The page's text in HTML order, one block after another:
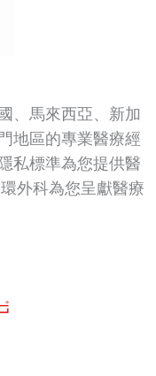
、馬來西亞、新加
地區的專業醫療經
私標準為您提供醫
外科為您呈獻醫療